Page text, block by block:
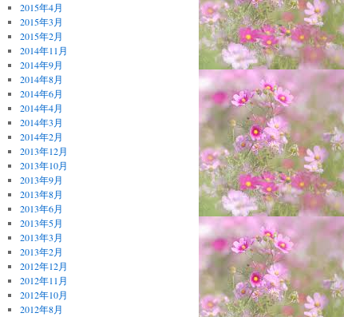
2015年4月
2015年3月
2015年2月
2014年11月
2014年9月
2014年8月
2014年6月
2014年4月
2014年3月
2014年2月
2013年12月
2013年10月
2013年9月
2013年8月
2013年6月
2013年5月
2013年3月
2013年2月
2012年12月
2012年11月
2012年10月
2012年8月